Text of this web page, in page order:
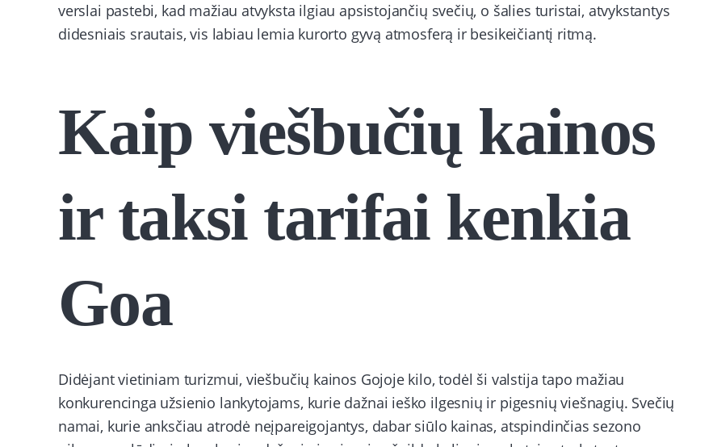
verslai pastebi, kad mažiau atvyksta ilgiau apsistojančių svečių, o šalies turistai, atvykstantys
didesniais srautais, vis labiau lemia kurorto gyvą atmosferą ir besikeičiantį ritmą.
Kaip viešbučių kainos
ir taksi tarifai kenkia
Goa
Didėjant vietiniam turizmui, viešbučių kainos Gojoje kilo, todėl ši valstija tapo mažiau
konkurencinga užsienio lankytojams, kurie dažnai ieško ilgesnių ir pigesnių viešnagių. Svečių
namai, kurie anksčiau atrodė neįpareigojantys, dabar siūlo kainas, atspindinčias sezono